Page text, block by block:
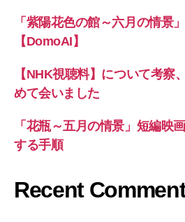
「紫陽花色の館～六月の情景
【DomoAI】
【NHK視聴料】について考察
めて会いました
「花瓶～五月の情景」短編映
する手順
Recent